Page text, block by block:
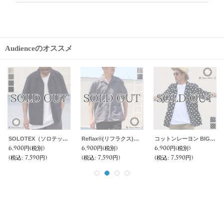
Audienceのオススメ
コットンレーヨン ヴィンテージHAWAII＆LEAVES柄 オープンカラー ハーフスリーブシャツ【MADE IN JAPAN】『日本製』/ Upscape Audience
6,900円(税別)
(税込: 7,590円)
ミラクルコットンダンガリー ツールポケ キーネック ビッグTシャツ『日本製』Upscape Audience
6,900円(税別)
(税込: 7,590円)
レジメンタルスタンドスモールカラー ハーフスリーブシャツ【MADE IN JAPAN】『日本製』/ Upscape Audience
5,900円(税別)
(税込: 6,490円)